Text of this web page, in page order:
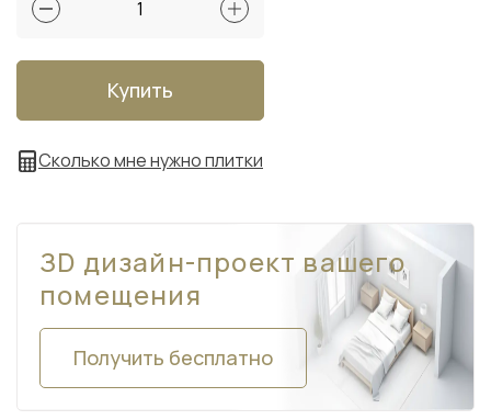
Купить
Сколько мне нужно плитки
ЗD дизайн-проект вашего
помещения
Получить бесплатно